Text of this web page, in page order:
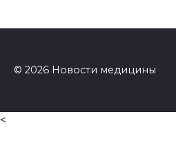
© 2026 Новости медицины
<